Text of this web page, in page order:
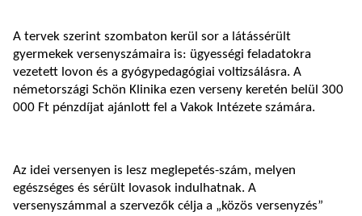
A tervek szerint szombaton kerül sor a látássérült
gyermekek versenyszámaira is: ügyességi feladatokra
vezetett lovon és a gyógypedagógiai voltizsálásra. A
németországi Schön Klinika ezen verseny keretén belül 300
000 Ft pénzdíjat ajánlott fel a Vakok Intézete számára.
Az idei versenyen is lesz meglepetés-szám, melyen
egészséges és sérült lovasok indulhatnak. A
versenyszámmal a szervezők célja a „közös versenyzés”